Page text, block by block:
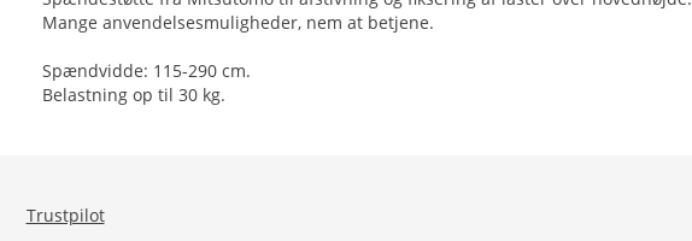
Mange anvendelsesmuligheder, nem at betjene.
Spændvidde: 115-290 cm.
Belastning op til 30 kg.
Trustpilot